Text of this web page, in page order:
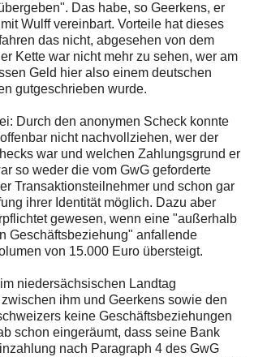
Das habe, so Geerkens, er
Wulff vereinbart. Vorteile hat dieses
das nicht, abgesehen von dem
Kette war nicht mehr zu sehen, wer am
Geld hier also einem deutschen
gutgeschrieben wurde.
Durch den anonymen Scheck konnte
nicht nachvollziehen, wer der
war und welchen Zahlungsgrund er
so weder die vom GwG geforderte
Transaktionsteilnehmer und schon gar
ihrer Identität möglich. Dazu aber
gewesen, wenn eine "außerhalb
Geschäftsbeziehung" anfallende
von 15.000 Euro übersteigt.
niedersächsischen Landtag
ihm und Geerkens sowie den
keine Geschäftsbeziehungen
schon eingeräumt, dass seine Bank
nach Paragraph 4 des GwG